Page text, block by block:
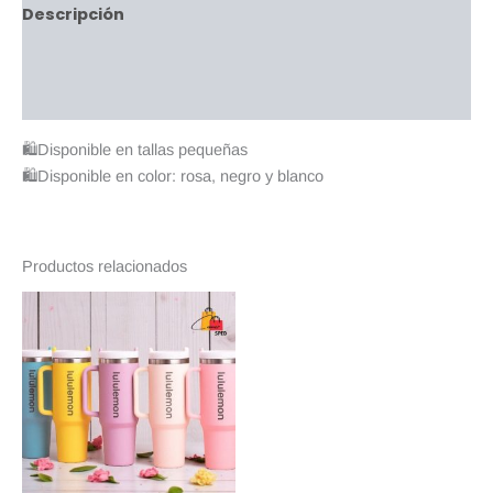
Descripción
🛍️Disponible en tallas pequeñas
🛍️Disponible en color: rosa, negro y blanco
Productos relacionados